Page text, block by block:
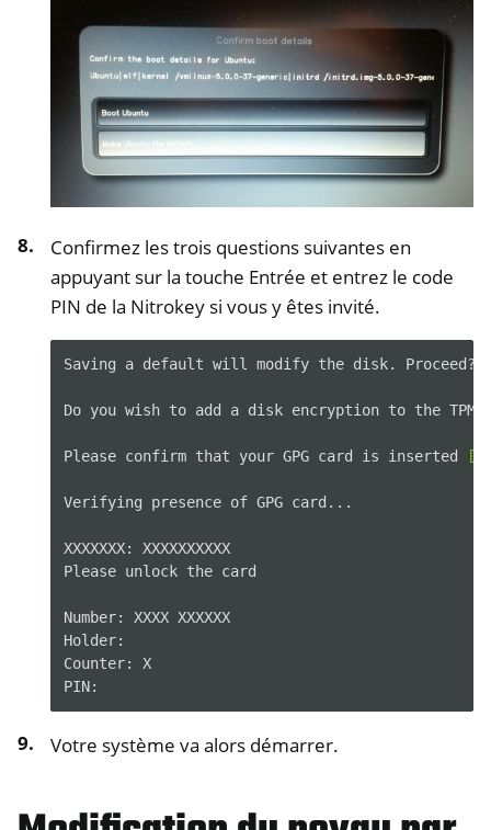
Confirmez les trois questions suivantes en
appuyant sur la touche Entrée et entrez le code
PIN de la Nitrokey si vous y êtes invité.
Saving a default will modify the disk. Proceed?
Do you wish to add a disk encryption to the TPM
Please confirm that your GPG card is inserted [
Verifying presence of GPG card...
XXXXXXX:
XXXXXXXXXX
Please unlock the card
Number: XXXX XXXXXX
Holder:
Counter:
X
Votre système va alors démarrer.